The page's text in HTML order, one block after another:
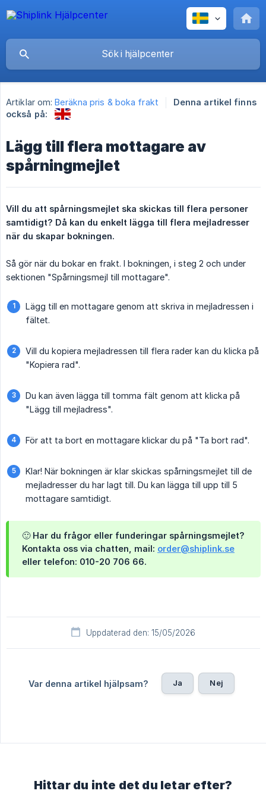
Artiklar om: Beräkna pris & boka frakt
Denna artikel finns
också på:
Lägg till flera mottagare av
spårningmejlet
Vill du att spårningsmejlet ska skickas till flera personer
samtidigt? Då kan du enkelt lägga till flera mejladresser
när du skapar bokningen.
Så gör när du bokar en frakt. I bokningen, i steg 2 och under
sektionen "Spårningsmejl till mottagare".
Lägg till en mottagare genom att skriva in mejladressen i
fältet.
Vill du kopiera mejladressen till flera rader kan du klicka på
"Kopiera rad".
Du kan även lägga till tomma fält genom att klicka på
"Lägg till mejladress".
För att ta bort en mottagare klickar du på "Ta bort rad".
Klar! När bokningen är klar skickas spårningsmejlet till de
mejladresser du har lagt till. Du kan lägga till upp till 5
mottagare samtidigt.
🙂 Har du frågor eller funderingar spårningsmejlet?
Kontakta oss via chatten, mail: order@shiplink.se
eller telefon: 010-20 706 66.
Uppdaterad den: 15/05/2026
Var denna artikel hjälpsam? Ja Nej
Hittar du inte det du letar efter?